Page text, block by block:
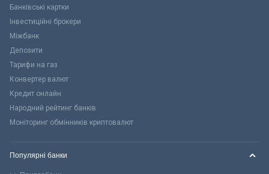
Банківські картки
Інвестиційні брокери
Міжбанк
Депозити
Тарифи на газ
Конвертер валют
Кредит онлайн
Народний рейтинг банків
Моніторинг обмінників криптовалют
Популярні банки